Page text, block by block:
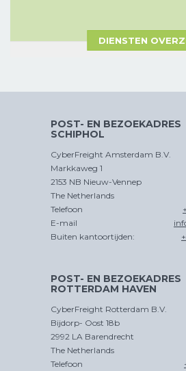
TRADE
PER SPOOR
CROSS
DIENSTEN
POST- EN BEZOEKADRES
SCHIPHOL
CyberFreight Amsterdam B.V.
Markkaweg 1
2153 NB Nieuw-Vennep
The Netherlands
Telefoon
E-mail
Buiten kantoortijden:
POST- EN BEZOEKADRES
ROTTERDAM HAVEN
CyberFreight Rotterdam B.V.
Bijdorp- Oost 18b
2992 LA Barendrecht
The Netherlands
Telefoon